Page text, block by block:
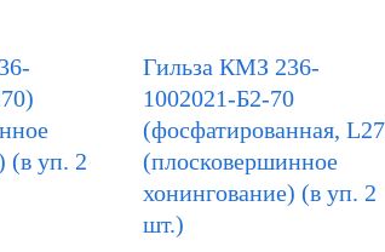
(в уп. 2
Гильза КМЗ 236-
1002021-Б2-70
(фосфатированная,
(плосковершинное
хонингование) (в уп. 2
шт.)